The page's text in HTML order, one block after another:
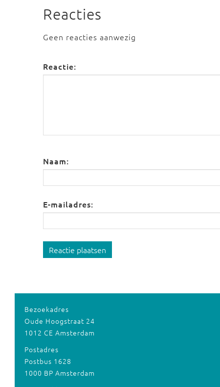
Reacties
Geen reacties aanwezig
Reactie:
Naam:
E-mailadres:
Reactie plaatsen
Bezoekadres
Oude Hoogstraat 24
1012 CE Amsterdam
Postadres
Postbus 1628
1000 BP Amsterdam